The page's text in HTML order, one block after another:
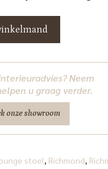
Neem
u graag verder.
onze showroom
stoel, Richmond,